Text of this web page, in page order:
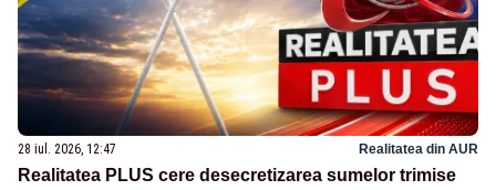
28 iul. 2026, 12:47 Realitatea din AUR
Realitatea PLUS cere desecretizarea sumelor trimise